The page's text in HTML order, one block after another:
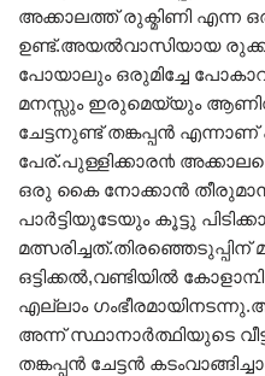
അക്കാലത്ത് രുക്മിണി എന്ന
ഉണ്ട്.അയൽവാസിയായ രുക്കു
പോയാലും ഒരുമിച്ചേ
മനസ്സും ഇരുമെയ്യും
ചേട്ടനുണ്ട് തങ്കപ്പൻ എന്നാണ്
പേര്.പുള്ളിക്കാര൯
ഒരു കൈ നോക്കാൻ
പാർട്ടിയുടേയും കൂട്ടു
ഒട്ടിക്കൽ,വണ്ടിയിൽ
എല്ലാം
അന്ന് സ്ഥാനാർത്ഥിയുടെ
തങ്കപ്പൻ ചേട്ടൻ